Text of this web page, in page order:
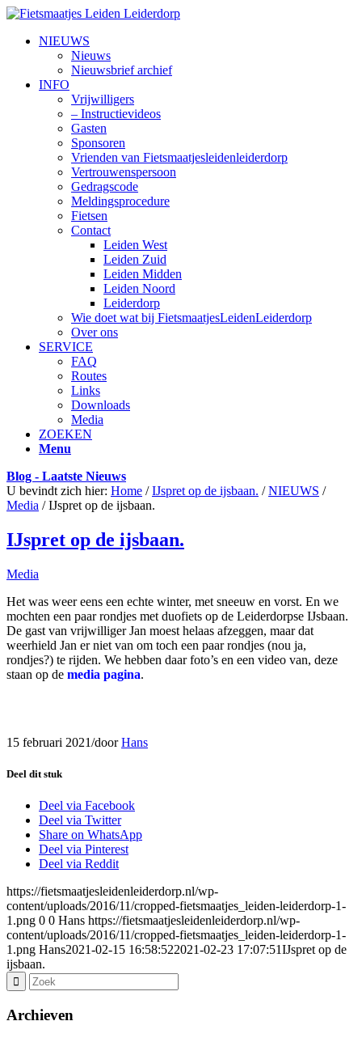
NIEUWS
Nieuws
Nieuwsbrief archief
INFO
Vrijwilligers
– Instructievideos
Gasten
Sponsoren
Vrienden van Fietsmaatjesleidenleiderdorp
Vertrouwenspersoon
Gedragscode
Meldingsprocedure
Fietsen
Contact
Leiden West
Leiden Zuid
Leiden Midden
Leiden Noord
Leiderdorp
Wie doet wat bij FietsmaatjesLeidenLeiderdorp
Over ons
SERVICE
FAQ
Routes
Links
Downloads
Media
ZOEKEN
Menu
Blog - Laatste Nieuws
U bevindt zich hier: Home / IJspret op de ijsbaan. / NIEUWS /
Media / IJspret op de ijsbaan.
IJspret op de ijsbaan.
Media
Het was weer eens een echte winter, met sneeuw en vorst. En we
mochten een paar rondjes met duofiets op de Leiderdorpse IJsbaan.
De gast van vrijwilliger Jan moest helaas afzeggen, maar dat
weerhield Jan er niet van om toch een paar rondjes (nou ja,
rondjes?) te rijden. We hebben daar foto’s en een video van, deze
staan op de media pagina.
15 februari 2021/doorHans
Deel dit stuk
Deel via Facebook
Deel via Twitter
Share on WhatsApp
Deel via Pinterest
Deel via Reddit
https://fietsmaatjesleidenleiderdorp.nl/wp-
content/uploads/2016/11/cropped-fietsmaatjes_leiden-leiderdorp-1-
1.png 0 0 Hans https://fietsmaatjesleidenleiderdorp.nl/wp-
content/uploads/2016/11/cropped-fietsmaatjes_leiden-leiderdorp-1-
1.png Hans2021-02-15 16:58:522021-02-23 17:07:51IJspret op de
ijsbaan.
Archieven